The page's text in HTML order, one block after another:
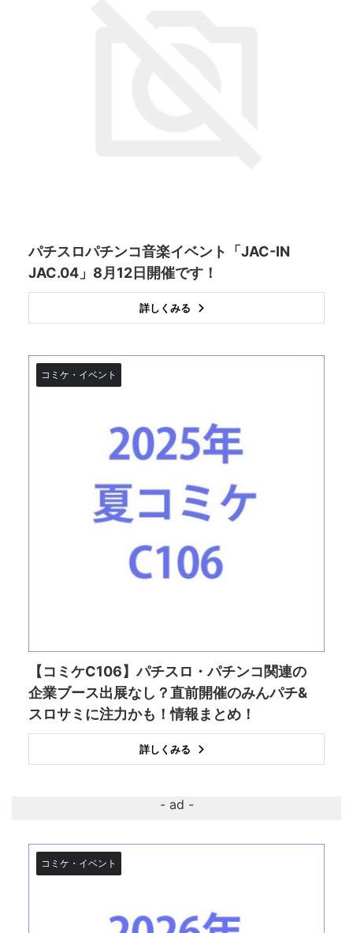
パチスロパチンコ音楽イベント「JAC-IN
JAC.04」8月12日開催です！
詳しくみる
コミケ・イベント
【コミケC106】パチスロ・パチンコ関連の
企業ブース出展なし？直前開催のみんパチ&
スロサミに注力かも！情報まとめ！
詳しくみる
コミケ・イベント